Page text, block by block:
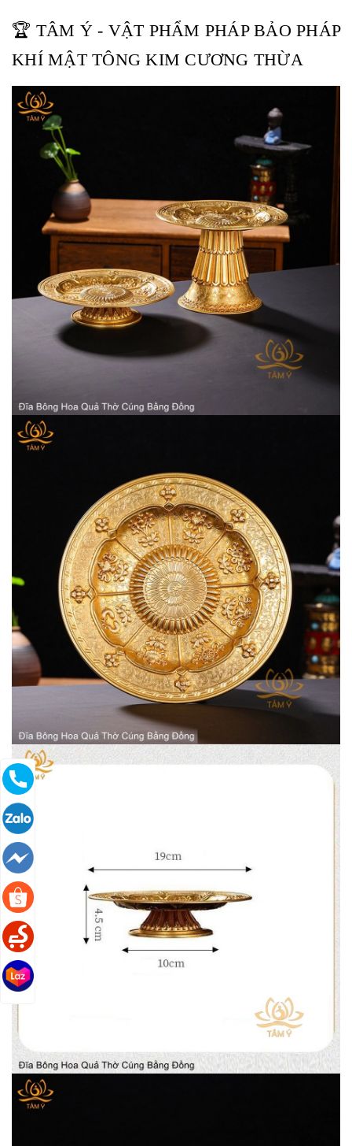
🏆 TÂM Ý - VẬT PHẨM PHÁP BẢO PHÁP
KHÍ MẬT TÔNG KIM CƯƠNG THỪA